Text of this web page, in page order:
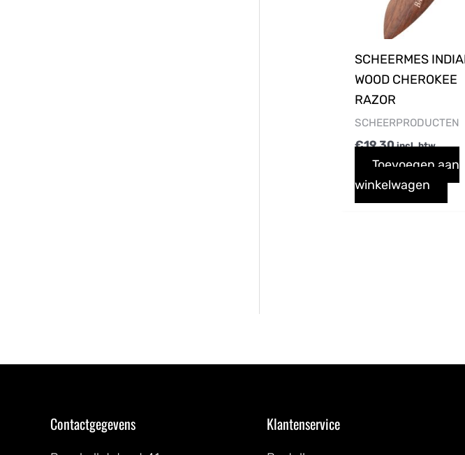
SCHEERMES
WOOD CHEROKEE
RAZOR
SCHEERPRODUCTEN
€19,30 incl. btw
Toevoegen aan
winkelwagen
Contactgegevens Klantenservice